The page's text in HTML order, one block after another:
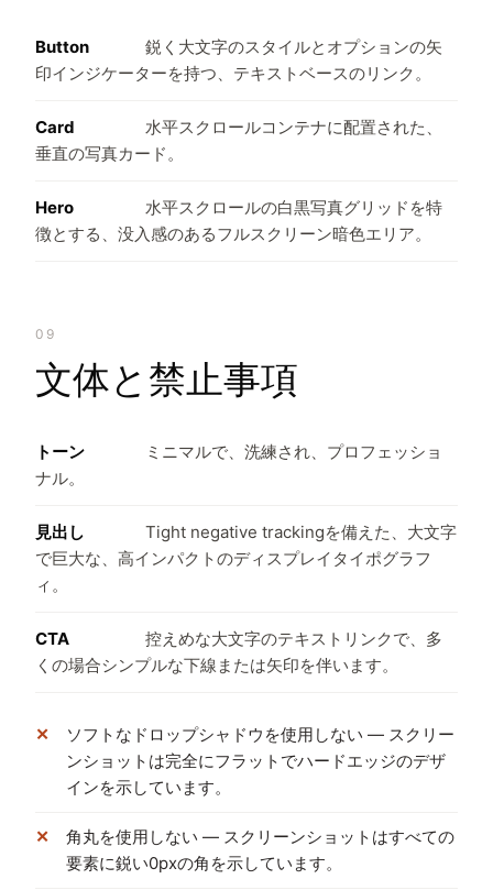
Button
鋭く大文字のスタイルとオプションの矢
印インジケーターを持つ、テキストベースのリンク。
Card
水平スクロールコンテナに配置された、
垂直の写真カード。
Hero
水平スクロールの白黒写真グリッドを特
徴とする、没入感のあるフルスクリーン暗色エリア。
09
文体と禁止事項
トーン
ミニマルで、洗練され、プロフェッショ
ナル。
見出し
Tight negative trackingを備えた、大文字
で巨大な、高インパクトのディスプレイタイポグラフ
ィ。
CTA
控えめな大文字のテキストリンクで、多
くの場合シンプルな下線または矢印を伴います。
ソフトなドロップシャドウを使用しない — スクリー
ンショットは完全にフラットでハードエッジのデザ
インを示しています。
角丸を使用しない — スクリーンショットはすべての
要素に鋭い0pxの角を示しています。